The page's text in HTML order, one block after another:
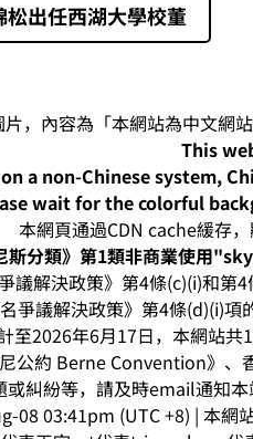
出任西湖大學校董
This
a non-Chinese system,
wait for the colorful
本網頁通過CDN cache緩存
斯分類》第1類非商業使用
議解決政策》第4條(c)(i)和第
爭議解決政策》第4條(d)(i)項
至2026年6月17日，本網站共
公約 Berne Convention》、
或糾紛等，請及時email通知
08 03:41pm (UTC +8) | 本網